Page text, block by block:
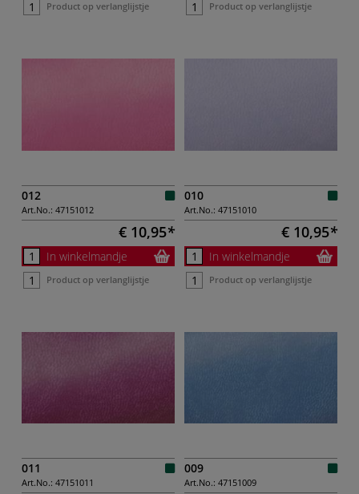
Product op verlanglijstje Product op verlanglijstje
012
Art.No.: 47151012
€ 10,95
In winkelmandje
Product op verlanglijstje
010
Art.No.: 47151010
€ 10,95
In winkelmandje
Product op verlanglijstje
011
Art.No.: 47151011
009
Art.No.: 47151009